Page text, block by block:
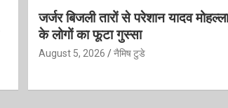
जर्जर बिजली तारों से परेशान यादव मोहल्ला
के लोगों का फूटा गुस्सा
August 5, 2026 नैमिष टुडे